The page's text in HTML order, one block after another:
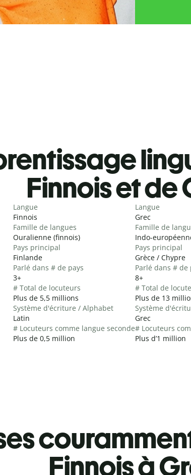
Finnois et de
Langue
Finnois
Famille de langues
Ouralienne (finnois)
Pays principal
Finlande
Parlé dans # de pays
3+
# Total de locuteurs
Plus de 5,5 millions
Système d'écriture / Alphabet
Latin
# Locuteurs comme langue seconde
Plus de 0,5 million
Langue
Grec
Famille de
Indo-
Pays principal
Grèce / Chypre
Parlé dans # de
8+
# Total de
Plus de 13
Système
Grec
# Locuteurs
Plus d’1 million
Finnois à